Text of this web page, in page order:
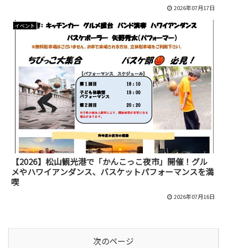
2026年07月17日
イベント
【2026】松山観光港で「かんこっこ夜市」開催！グル
メやハワイアンダンス、バスケットパフォーマンスを満
喫
2026年07月16日
次のページ